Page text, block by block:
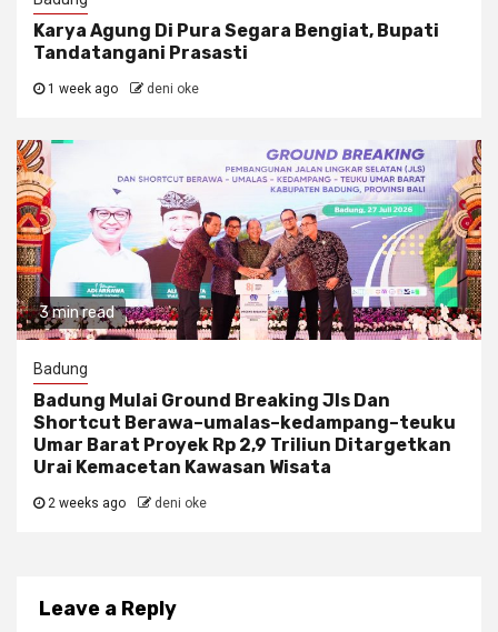
Karya Agung Di Pura Segara Bengiat, Bupati
Tandatangani Prasasti
1 week ago deni oke
3 min read
Badung
Badung Mulai Ground Breaking Jls Dan
Shortcut Berawa–umalas–kedampang–teuku
Umar Barat Proyek Rp 2,9 Triliun Ditargetkan
Urai Kemacetan Kawasan Wisata
2 weeks ago deni oke
Leave a Reply